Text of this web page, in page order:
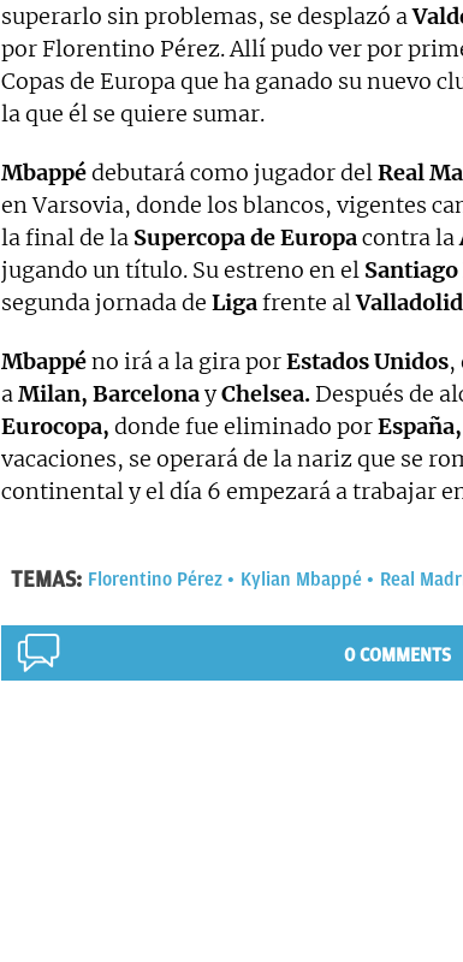
superarlo sin problemas, se desplazó a
por Florentino Pérez. Allí pudo ver por
Copas de Europa que ha ganado su nuevo
la que él se quiere sumar.
Mbappédebutará como jugador delReal
en Varsovia, donde los blancos, vigentes
la final de la Supercopa de Europacontra la
jugando un título. Su estreno en el
segunda jornada de Ligafrente al
Mbappéno irá a la gira porEstados Unidos,
aMilan, BarcelonayChelsea. Después de
Eurocopa, donde fue eliminado porEspaña,
vacaciones, se operará de la nariz que se
continental y el día 6 empezará a trabajar
TEMAS: Florentino Pérez Kylian Mbappé Real
0 COMMENTS